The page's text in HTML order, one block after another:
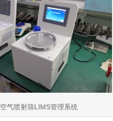
空气喷射筛LIMS管理系统